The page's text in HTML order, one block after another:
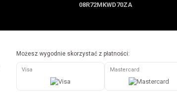
08R72MKWD70ZA
Możesz wygodnie skorzystać z płatności:
Visa Mastercard